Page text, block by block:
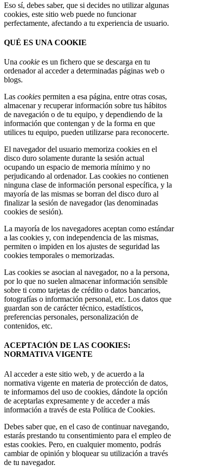
Eso sí, debes saber, que si decides no utilizar algunas
cookies, este sitio web puede no funcionar
perfectamente, afectando a tu experiencia de usuario.
QUÉ ES UNA COOKIE
Una cookie es un fichero que se descarga en tu
ordenador al acceder a determinadas páginas web o
blogs.
Las cookies permiten a esa página, entre otras cosas,
almacenar y recuperar información sobre tus hábitos
de navegación o de tu equipo, y dependiendo de la
información que contengan y de la forma en que
utilices tu equipo, pueden utilizarse para reconocerte.
El navegador del usuario memoriza cookies en el
disco duro solamente durante la sesión actual
ocupando un espacio de memoria mínimo y no
perjudicando al ordenador. Las cookies no contienen
ninguna clase de información personal específica, y la
mayoría de las mismas se borran del disco duro al
finalizar la sesión de navegador (las denominadas
cookies de sesión).
La mayoría de los navegadores aceptan como estándar
a las cookies y, con independencia de las mismas,
permiten o impiden en los ajustes de seguridad las
cookies temporales o memorizadas.
Las cookies se asocian al navegador, no a la persona,
por lo que no suelen almacenar información sensible
sobre ti como tarjetas de crédito o datos bancarios,
fotografías o información personal, etc. Los datos que
guardan son de carácter técnico, estadísticos,
preferencias personales, personalización de
contenidos, etc.
ACEPTACIÓN DE LAS COOKIES:
NORMATIVA VIGENTE
Al acceder a este sitio web, y de acuerdo a la
normativa vigente en materia de protección de datos,
te informamos del uso de cookies, dándote la opción
de aceptarlas expresamente y de acceder a más
información a través de esta Política de Cookies.
Debes saber que, en el caso de continuar navegando,
estarás prestando tu consentimiento para el empleo de
estas cookies. Pero, en cualquier momento, podrás
cambiar de opinión y bloquear su utilización a través
de tu navegador.